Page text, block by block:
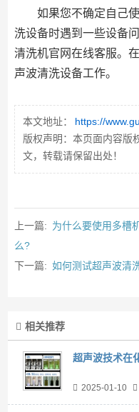
如果您不确定自己
洗设备时遇到一些设备
清洗机官网在线客服。
声波清洗设备工作。
本文地址：
https://
版权声明：本页面内容版
文，转载请保留出处！
上一篇: 为什么要使用多槽
么?
下一篇: 如何测试超声波清
相关推荐
超声波技术在
2025-01-10